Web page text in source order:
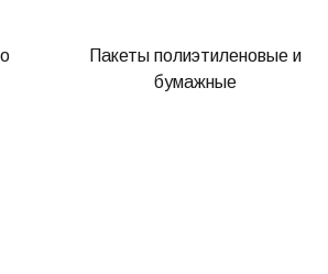
Пакеты полиэтиленовые и
бумажные